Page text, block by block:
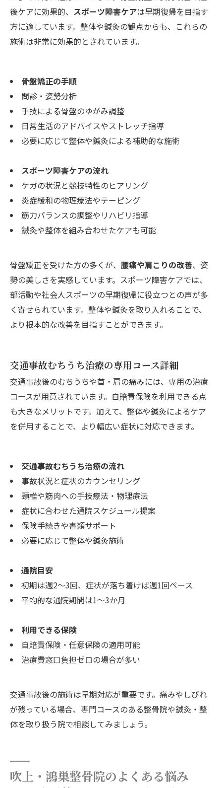
後ケアに効果的、 スポーツ障害ケアは早期復帰を目指す
方に適しています。整体や鍼灸の観点からも、これらの
施術は非常に効果的とされています。
骨盤矯正の手順
問診・姿勢分析
手技による骨盤のゆがみ調整
日常生活のアドバイスやストレッチ指導
必要に応じて整体や鍼灸による補助的な施術
スポーツ障害ケアの流れ
ケガの状況と競技特性のヒアリング
炎症緩和の物理療法やテーピング
筋力バランスの調整やリハビリ指導
鍼灸や整体を組み合わせたケアも可能
骨盤矯正を受けた方の多くが、 腰痛や肩こりの改善、姿
勢の美しさを実感しています。スポーツ障害ケアでは、
部活動や社会人スポーツの早期復帰に役立つとの声が多
く寄せられています。整体や鍼灸を取り入れることで、
より根本的な改善を目指すことができます。
交通事故むちうち治療の専用コース詳細
交通事故後のむちうちや首・肩の痛みには、専用の治療
コースが用意されています。自賠責保険を利用できる点
も大きなメリットです。加えて、整体や鍼灸によるケア
を併用することで、より幅広い症状に対応できます。
交通事故むちうち治療の流れ
事故状況と症状のカウンセリング
頸椎や筋肉への手技療法・物理療法
症状に合わせた通院スケジュール提案
保険手続きや書類サポート
必要に応じて整体や鍼灸施術
通院目安
初期は週2～3回、症状が落ち着けば週1回ペース
平均的な通院期間は1～3か月
利用できる保険
自賠責保険・任意保険の適用可能
治療費窓口負担ゼロの場合が多い
交通事故後の施術は早期対応が重要です。痛みやしびれ
が残っている場合、専門コースのある整骨院や鍼灸・整
体を取り扱う院で相談してみましょう。
吹上・鴻巣整骨院のよくある悩み